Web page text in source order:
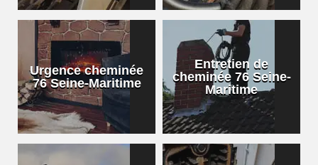
Urgence cheminée
76 Seine-Maritime
Entretien de
cheminée 76 Seine-
Maritime